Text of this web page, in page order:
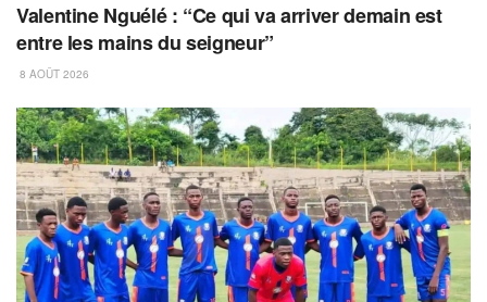
Valentine Nguélé : “Ce qui va arriver demain est
entre les mains du seigneur”
8 AOÛT 2026